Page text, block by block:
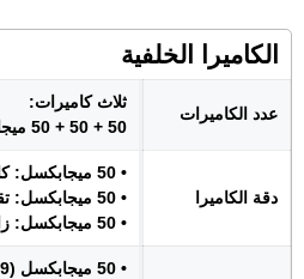
الكاميرا الخلفية
عدد الكاميرات
ثلاث كاميرات:
50 + 50 + 50 ميجابكسل
دقة الكاميرا
• 50 ميجابكسل: كاميرا رئيسية (OIS+AF)
• 50 ميجابكسل: تقريب بصري (OIS+AF)
• 50 ميجابكسل: زاوية واسعة (AF)
• 50 ميجابكسل (F/1.9)